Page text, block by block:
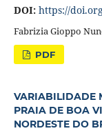
DOI: https://
Fabrizia Gioppo
PDF
VARIABILIDADE
PRAIA DE BOA
NORDESTE DO